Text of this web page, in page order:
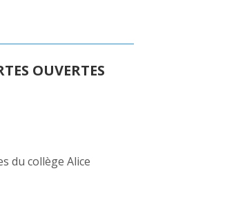
OUVERTES
du collège Alice